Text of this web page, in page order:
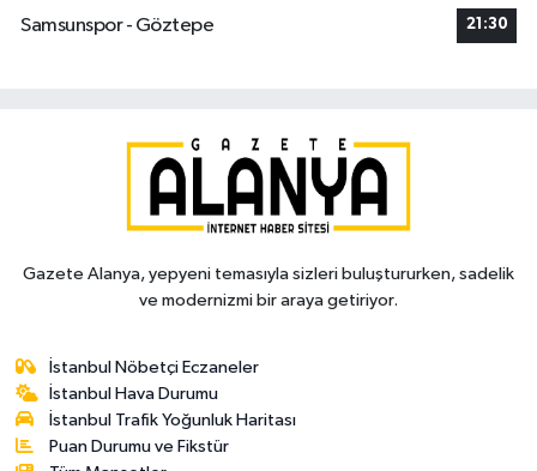
Samsunspor - Göztepe
21:30
Gazete Alanya, yepyeni temasıyla sizleri buluştururken, sadelik
ve modernizmi bir araya getiriyor.
İstanbul Nöbetçi Eczaneler
İstanbul Hava Durumu
İstanbul Trafik Yoğunluk Haritası
Puan Durumu ve Fikstür